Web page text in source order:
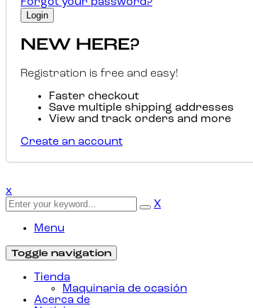
Forgot your password?
NEW HERE?
Registration is free and easy!
Faster checkout
Save multiple shipping addresses
View and track orders and more
Create an account
x
X
Menu
Toggle navigation
Tienda
Maquinaria de ocasión
Acerca de